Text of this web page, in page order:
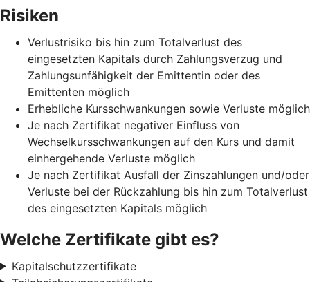
Risiken
Verlustrisiko bis hin zum Totalverlust des
eingesetzten Kapitals durch Zahlungsverzug und
Zahlungsunfähigkeit der Emittentin oder des
Emittenten möglich
Erhebliche Kursschwankungen sowie Verluste möglich
Je nach Zertifikat negativer Einfluss von
Wechselkursschwankungen auf den Kurs und damit
einhergehende Verluste möglich
Je nach Zertifikat Ausfall der Zinszahlungen und/oder
Verluste bei der Rückzahlung bis hin zum Totalverlust
des eingesetzten Kapitals möglich
Welche Zertifikate gibt es?
Kapitalschutzzertifikate